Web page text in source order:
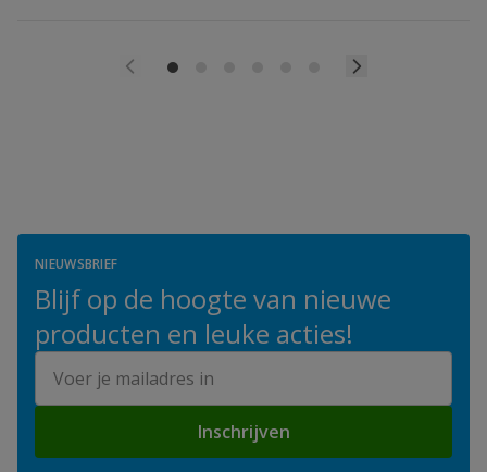
NIEUWSBRIEF
Blijf op de hoogte van nieuwe
producten en leuke acties!
Inschrijven